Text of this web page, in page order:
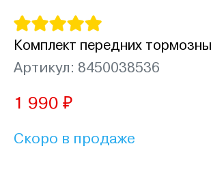
Комплект передних
Артикул: 8450038536
1 990 ₽
Скоро в продаже